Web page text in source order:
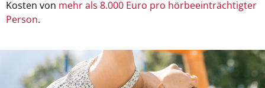
Kosten von mehr als 8.000 Euro pro hörbeeinträchtigter
Person.